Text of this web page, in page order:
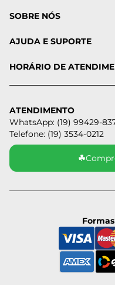
SOBRE NÓS
AJUDA E SUPORTE
HORÁRIO DE
ATENDIMENTO
WhatsApp: (19) 99429-
Telefone: (19) 3534-0212
☘